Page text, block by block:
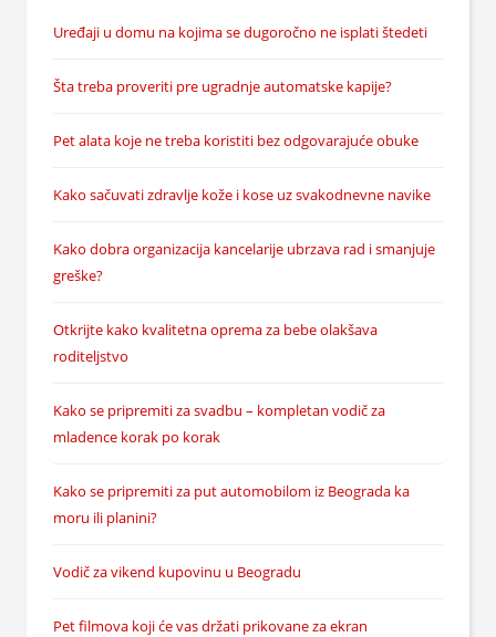
Uređaji u domu na kojima se dugoročno ne isplati štedeti
Šta treba proveriti pre ugradnje automatske kapije?
Pet alata koje ne treba koristiti bez odgovarajuće obuke
Kako sačuvati zdravlje kože i kose uz svakodnevne navike
Kako dobra organizacija kancelarije ubrzava rad i smanjuje
greške?
Otkrijte kako kvalitetna oprema za bebe olakšava
roditeljstvo
Kako se pripremiti za svadbu – kompletan vodič za
mladence korak po korak
Kako se pripremiti za put automobilom iz Beograda ka
moru ili planini?
Vodič za vikend kupovinu u Beogradu
Pet filmova koji će vas držati prikovane za ekran